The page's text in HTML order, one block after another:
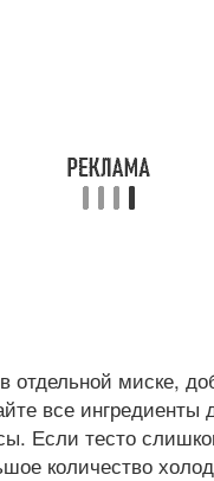
отдельной миске,
все ингредиенты
Если тесто
количество